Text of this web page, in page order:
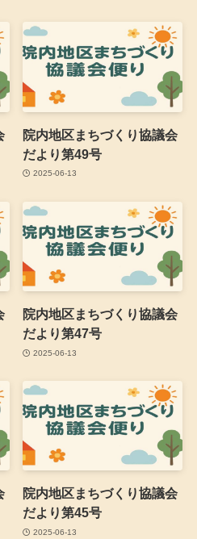
院内地区まちづくり協議会
だより第49号
2025-06-13
院内地区まちづくり協議会
だより第47号
2025-06-13
院内地区まちづくり協議会
だより第45号
2025-06-13